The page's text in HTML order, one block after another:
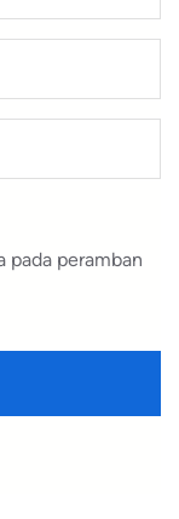
pada peramban